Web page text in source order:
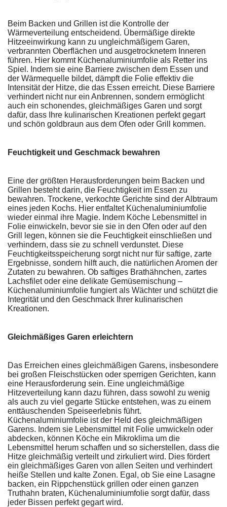
Beim Backen und Grillen ist die Kontrolle der
Wärmeverteilung entscheidend. Übermäßige direkte
Hitzeeinwirkung kann zu ungleichmäßigem Garen,
verbrannten Oberflächen und ausgetrocknetem Inneren
führen. Hier kommt Küchenaluminiumfolie als Retter ins
Spiel. Indem sie eine Barriere zwischen dem Essen und
der Wärmequelle bildet, dämpft die Folie effektiv die
Intensität der Hitze, die das Essen erreicht. Diese Barriere
verhindert nicht nur ein Anbrennen, sondern ermöglicht
auch ein schonendes, gleichmäßiges Garen und sorgt
dafür, dass Ihre kulinarischen Kreationen perfekt gegart
und schön goldbraun aus dem Ofen oder Grill kommen.
Feuchtigkeit und Geschmack bewahren
Eine der größten Herausforderungen beim Backen und
Grillen besteht darin, die Feuchtigkeit im Essen zu
bewahren. Trockene, verkochte Gerichte sind der Albtraum
eines jeden Kochs. Hier entfaltet Küchenaluminiumfolie
wieder einmal ihre Magie. Indem Köche Lebensmittel in
Folie einwickeln, bevor sie sie in den Ofen oder auf den
Grill legen, können sie die Feuchtigkeit einschließen und
verhindern, dass sie zu schnell verdunstet. Diese
Feuchtigkeitsspeicherung sorgt nicht nur für saftige, zarte
Ergebnisse, sondern hilft auch, die natürlichen Aromen der
Zutaten zu bewahren. Ob saftiges Brathähnchen, zartes
Lachsfilet oder eine delikate Gemüsemischung –
Küchenaluminiumfolie fungiert als Wächter und schützt die
Integrität und den Geschmack Ihrer kulinarischen
Kreationen.
Gleichmäßiges Garen erleichtern
Das Erreichen eines gleichmäßigen Garens, insbesondere
bei großen Fleischstücken oder sperrigen Gerichten, kann
eine Herausforderung sein. Eine ungleichmäßige
Hitzeverteilung kann dazu führen, dass sowohl zu wenig
als auch zu viel gegarte Stücke entstehen, was zu einem
enttäuschenden Speiseerlebnis führt.
Küchenaluminiumfolie ist der Held des gleichmäßigen
Garens. Indem sie Lebensmittel mit Folie umwickeln oder
abdecken, können Köche ein Mikroklima um die
Lebensmittel herum schaffen und so sicherstellen, dass die
Hitze gleichmäßig verteilt und zirkuliert wird. Dies fördert
ein gleichmäßiges Garen von allen Seiten und verhindert
heiße Stellen und kalte Zonen. Egal, ob Sie eine Lasagne
backen, ein Rippchenstück grillen oder einen ganzen
Truthahn braten, Küchenaluminiumfolie sorgt dafür, dass
jeder Bissen perfekt gegart wird.